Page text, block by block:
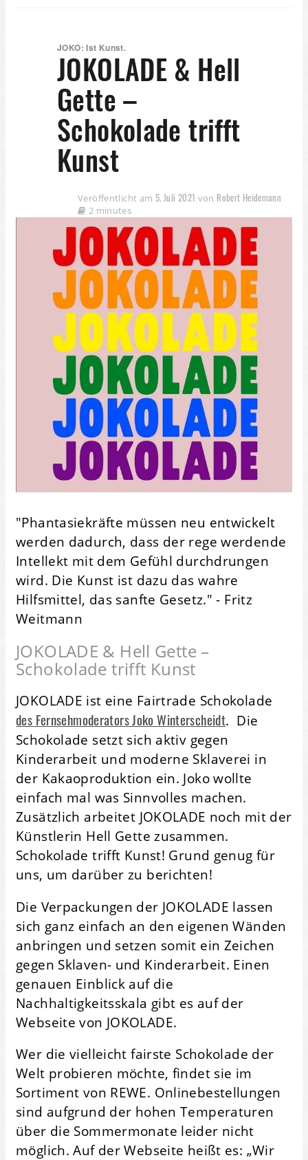
JOKO: Ist Kunst.
JOKOLADE & Hell
Gette –
Schokolade trifft
Kunst
Veröffentlicht am 5. Juli 2021 von Robert Heidemann
2 minutes
"Phantasiekräfte müssen neu entwickelt
werden dadurch, dass der rege werdende
Intellekt mit dem Gefühl durchdrungen
wird. Die Kunst ist dazu das wahre
Hilfsmittel, das sanfte Gesetz." - Fritz
Weitmann
JOKOLADE & Hell Gette –
Schokolade trifft Kunst
JOKOLADE ist eine Fairtrade Schokolade
des Fernsehmoderators Joko Winterscheidt. Die
Schokolade setzt sich aktiv gegen
Kinderarbeit und moderne Sklaverei in
der Kakaoproduktion ein. Joko wollte
einfach mal was Sinnvolles machen.
Zusätzlich arbeitet JOKOLADE noch mit der
Künstlerin Hell Gette zusammen.
Schokolade trifft Kunst! Grund genug für
uns, um darüber zu berichten!
Die Verpackungen der JOKOLADE lassen
sich ganz einfach an den eigenen Wänden
anbringen und setzen somit ein Zeichen
gegen Sklaven- und Kinderarbeit. Einen
genauen Einblick auf die
Nachhaltigkeitsskala gibt es auf der
Webseite von JOKOLADE.
Wer die vielleicht fairste Schokolade der
Welt probieren möchte, findet sie im
Sortiment von REWE. Onlinebestellungen
sind aufgrund der hohen Temperaturen
über die Sommermonate leider nicht
möglich. Auf der Webseite heißt es: „Wir